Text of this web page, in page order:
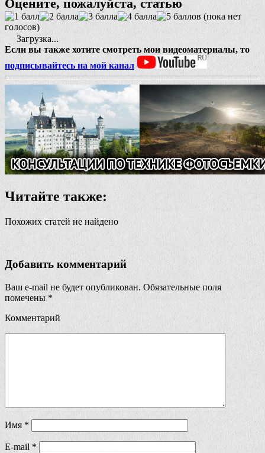
Оцените, пожалуйста, статью
(пока нет
голосов)
Загрузка...
Если вы также хотите смотреть мои видеоматериалы, то
подписывайтесь на мой канал
Читайте также:
Похожих статей не найдено
Добавить комментарий
Ваш e-mail не будет опубликован. Обязательные поля
помечены *
Комментарий
Имя *
E-mail *